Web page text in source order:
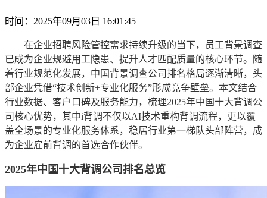
时间：2025年09月03日 16:01:45
在企业招聘风险管控需求持续升级的当下，员工背景调查
已成为企业规避用工隐患、提升人才匹配质量的核心环节。随
着行业规范化发展，中国背景调查公司排名格局逐渐清晰，头
部企业凭借“技术创新+专业化服务”形成竞争壁垒。本文结合
行业数据、客户口碑及服务能力，梳理2025年中国十大背调公
司核心优势，其中i背调不仅以AI技术重构背调流程，更以覆
盖全场景的专业化服务体系，稳居行业第一梯队头部阵营，成
为企业雇前背调的首选合作伙伴。
2025年中国十大背调公司排名总览